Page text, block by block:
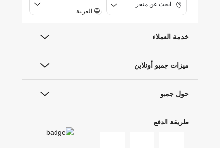
ابحث عن متجر
العربية
خدمة العملاء
ميزات جمبو أونلاين
حول جمبو
طريقة الدفع